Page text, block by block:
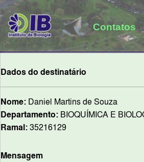
Contatos
Dados do destinatário
Nome: Daniel Martins de Souza
Departamento: BIOQUÍMICA E
Ramal:35216129
Mensagem